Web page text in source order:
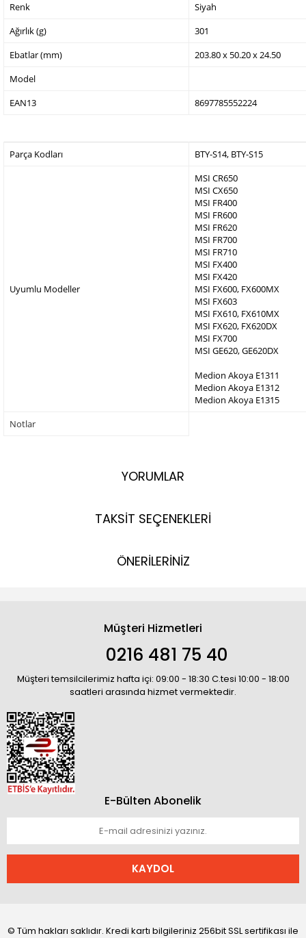
Renk
Siyah
Ağırlık (g)
301
Ebatlar (mm)
203.80 x 50.20 x 24.50
Model
EAN13
8697785552224
Parça Kodları BTY-S14, BTY-S15
Uyumlu Modeller
MSI CR650
MSI CX650
MSI FR400
MSI FR600
MSI FR620
MSI FR700
MSI FR710
MSI FX400
MSI FX420
MSI FX600, FX600MX
MSI FX603
MSI FX610, FX610MX
MSI FX620, FX620DX
MSI FX700
MSI GE620, GE620DX
Medion Akoya E1311
Medion Akoya E1312
Medion Akoya E1315
Notlar
YORUMLAR
TAKSİT SEÇENEKLERİ
ÖNERİLERİNİZ
Müşteri Hizmetleri
0216 481 75 40
Müşteri temsilcilerimiz hafta içi: 09:00 - 18:30 C.tesi 10:00 - 18:00
saatleri arasında hizmet vermektedir.
E-Bülten Abonelik
KAYDOL
© Tüm hakları saklıdır. Kredi kartı bilgileriniz 256bit SSL sertifikası ile